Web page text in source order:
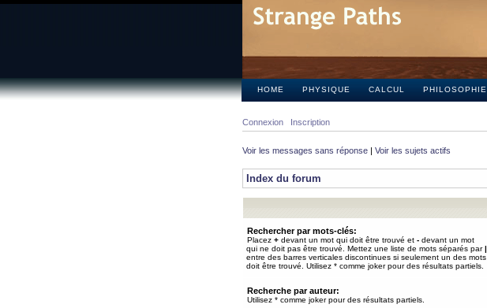
HOME PHYSIQUE CALCUL PHILOSOPHIE
Connexion Inscription
Voir les messages sans réponse | Voir les sujets actifs
Index du forum
Rechercher par mots-clés:
Placez + devant un mot qui doit être trouvé et - devant un mot
qui ne doit pas être trouvé. Mettez une liste de mots séparés par|
entre des barres verticales discontinues si seulement un des mots
doit être trouvé. Utilisez * comme joker pour des résultats partiels.
Recherche par auteur:
Utilisez * comme joker pour des résultats partiels.